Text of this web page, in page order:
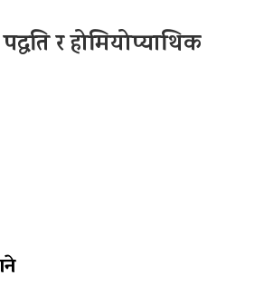
र होमियोप्याथिक